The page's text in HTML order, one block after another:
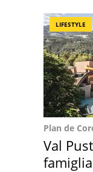
LIFESTYLE
Plan de
Val